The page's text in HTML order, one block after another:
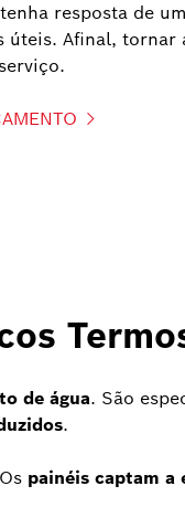
resposta de
úteis. Afinal, tornar
de água. São
.
painéis captam a